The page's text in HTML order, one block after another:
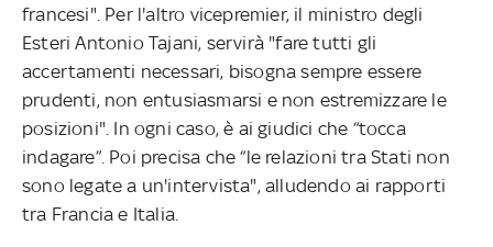
francesi". Per l'altro vicepremier, il ministro degli
Esteri Antonio Tajani, servirà "fare tutti gli
accertamenti necessari, bisogna sempre essere
prudenti, non entusiasmarsi e non estremizzare le
posizioni". In ogni caso, è ai giudici che “tocca
indagare”. Poi precisa che “le relazioni tra Stati non
sono legate a un'intervista", alludendo ai rapporti
tra Francia e Italia.